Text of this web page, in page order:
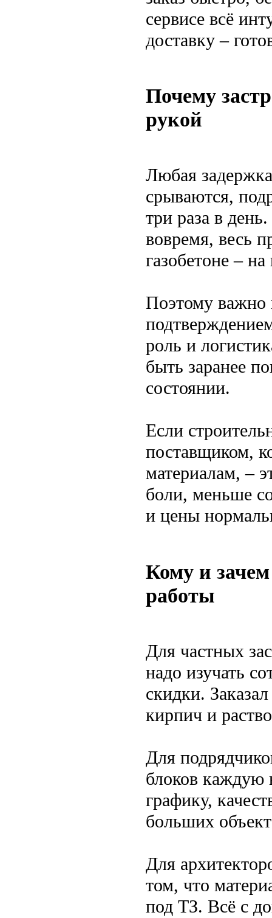
сервисе всё
доставку –
Почему
рукой
Любая
срываются,
три раза в
вовремя, весь
газобетоне – на
Поэтому важно
роль и
быть заранее
состоянии.
Если
поставщиком,
материалам, –
боли, меньше
и цены
Кому и
работы
Для частных
надо изучать
скидки.
кирпич и
Для
блоков каждую
графику,
больших
Для
том, что
под ТЗ. Всё с